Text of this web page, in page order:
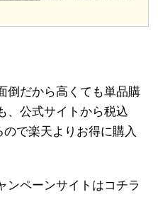
倒だから高くても単品購
、公式サイトから税込
で楽天よりお得に購入
ンペーンサイトはコチラ